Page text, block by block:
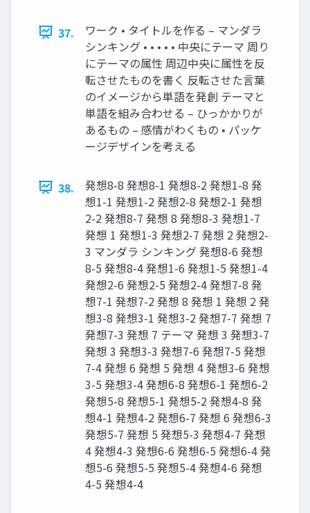
37.
ワーク • タイトルを作る – マンダラ
シンキング • • • • • 中央にテーマ 周り
にテーマの属性 周辺中央に属性を反
転させたものを書く 反転させた言葉
のイメージから単語を発創 テーマと
単語を組み合わせる – ひっかかりが
あるもの – 感情がわくもの • パッケ
ージデザインを考える
38.
発想8-8 発想8-1 発想8-2 発想1-8 発
想1-1 発想1-2 発想2-8 発想2-1 発想
2-2 発想8-7 発想 8 発想8-3 発想1-7
発想 1 発想1-3 発想2-7 発想 2 発想2-
3 マンダラ シンキング 発想8-6 発想
8-5 発想8-4 発想1-6 発想1-5 発想1-4
発想2-6 発想2-5 発想2-4 発想7-8 発
想7-1 発想7-2 発想 8 発想 1 発想 2 発
想3-8 発想3-1 発想3-2 発想7-7 発想 7
発想7-3 発想 7 テーマ 発想 3 発想3-7
発想 3 発想3-3 発想7-6 発想7-5 発想
7-4 発想 6 発想 5 発想 4 発想3-6 発想
3-5 発想3-4 発想6-8 発想6-1 発想6-2
発想5-8 発想5-1 発想5-2 発想4-8 発
想4-1 発想4-2 発想6-7 発想 6 発想6-3
発想5-7 発想 5 発想5-3 発想4-7 発想
4 発想4-3 発想6-6 発想6-5 発想6-4 発
想5-6 発想5-5 発想5-4 発想4-6 発想
4-5 発想4-4